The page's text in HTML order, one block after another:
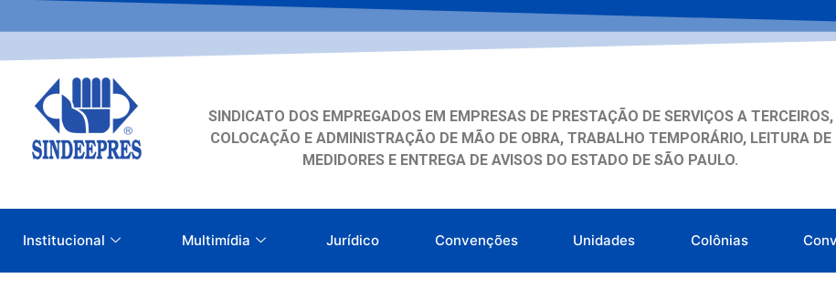
SINDICATO DOS EMPREGADOS EM EMPRESAS DE PRESTAÇÃO DE SERVIÇOS A TERCEIROS,
COLOCAÇÃO E ADMINISTRAÇÃO DE MÃO DE OBRA, TRABALHO TEMPORÁRIO, LEITURA DE
MEDIDORES E ENTREGA DE AVISOS DO ESTADO DE SÃO PAULO.
Institucional Multimídia Jurídico Convenções Unidades Colônias